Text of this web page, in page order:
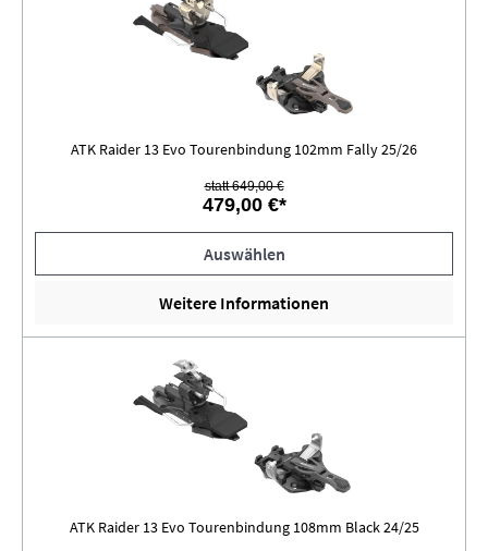
ATK Raider 13 Evo Tourenbindung 102mm Fally 25/26
statt 649,00 €
479,00 €*
Auswählen
Weitere Informationen
ATK Raider 13 Evo Tourenbindung 108mm Black 24/25